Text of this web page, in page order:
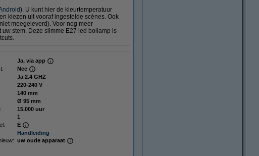
). U kunt hier de kleurtemperatuur
kiezen uit vooraf ingestelde scènes. Ook
meegeleverd). Voor nog meer
stem. Deze slimme E27 led bollamp is
Ja, via app
Nee
Ja 2.4 GHZ
220-240 V
140 mm
Ø 95 mm
15.000 uur
1
E
Handleiding
uw oude apparaat